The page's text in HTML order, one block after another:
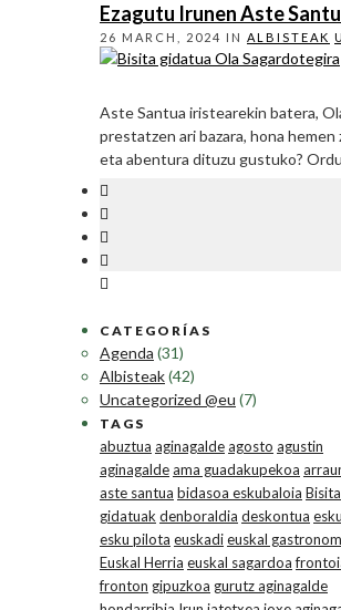
Ezagutu Irunen Aste
26 MARCH, 2024 IN ALBISTEAK
Aste Santua iristearekin batera,
prestatzen ari bazara, hona
eta abentura dituzu gustuko?
CATEGORÍAS
Agenda (31)
Albisteak(42)
Uncategorized @eu (7)
TAGS
abuztua aginagaldeagosto agustin
aginagaldeama guadakupekoa
aste santua bidasoa eskubaloia Bisita
gidatuakdenboraldia deskontua
esku pilota euskadieuskal
Euskal Herria euskal sagardoa
fronton gipuzkoa gurutz aginagalde